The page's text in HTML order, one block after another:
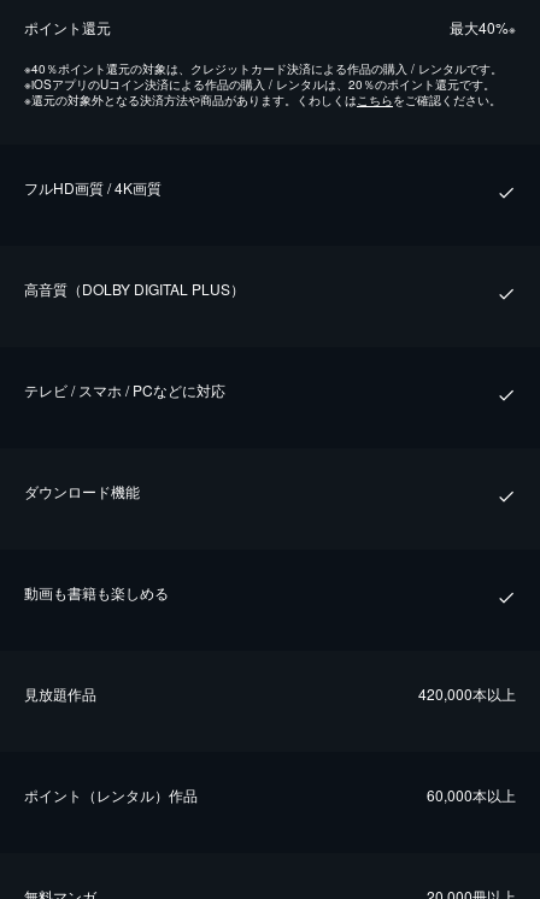
ポイント還元 最⼤40%※
※40％ポイント還元の対象は、クレジットカード決済による作品の購入 / レンタルです。
※iOSアプリのUコイン決済による作品の購入 / レンタルは、20％のポイント還元です。
※還元の対象外となる決済方法や商品があります。くわしくは こちらをご確認ください。
フルHD画質 / 4K画質
⾼⾳質（DOLBY DIGITAL PLUS）
テレビ / スマホ / PCなどに対応
ダウンロード機能
動画も書籍も楽しめる
⾒放題作品 420,000本以上
ポイント（レンタル）作品 60,000本以上